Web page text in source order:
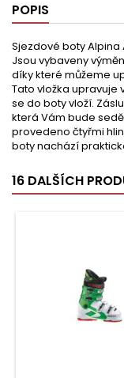
POPIS
Sjezdové boty Alpina
Jsou vybaveny
díky které můžeme
Tato vložka upravuje
se do boty vloží.
která Vám bude
provedeno čtyřmi
boty nachází
16 DALŠÍCH